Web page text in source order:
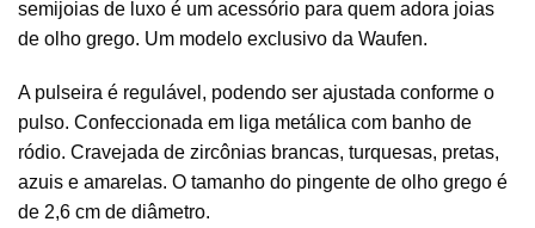
semijoias de luxo é um acessório para quem adora joias
de olho grego. Um modelo exclusivo da Waufen.
A pulseira é regulável, podendo ser ajustada conforme o
pulso. Confeccionada em liga metálica com banho de
ródio. Cravejada de zircônias brancas, turquesas, pretas,
azuis e amarelas. O tamanho do pingente de olho grego é
de 2,6 cm de diâmetro.